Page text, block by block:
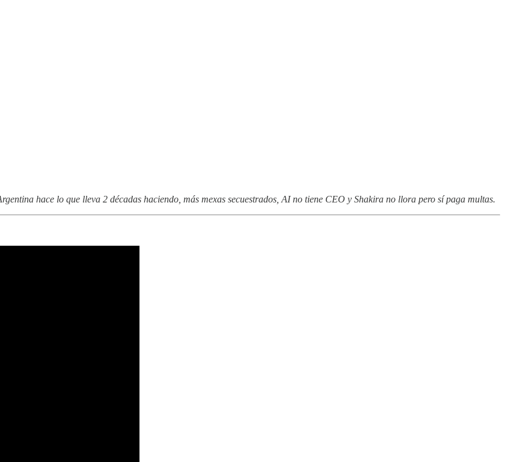
hace lo que lleva 2 décadas haciendo, más mexas secuestrados, AI no tiene CEO y Shakira no llora pero sí paga multas.